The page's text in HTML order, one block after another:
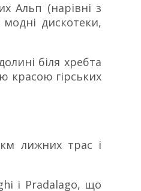
Альп (нарівні з
дискотеки,
біля хребта
красою гірських
лижних трас і
і Pradalago, що